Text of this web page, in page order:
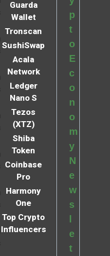
Guarda
Wallet
Tronscan
SushiSwap
Acala
Network
Ledger
Nano S
Tezos
(XTZ)
Shiba
Token
Coinbase
Pro
Harmony
One
Top Crypto
Influencers
p
t
o
E
c
o
n
o
m
y
N
e
w
s
e
t